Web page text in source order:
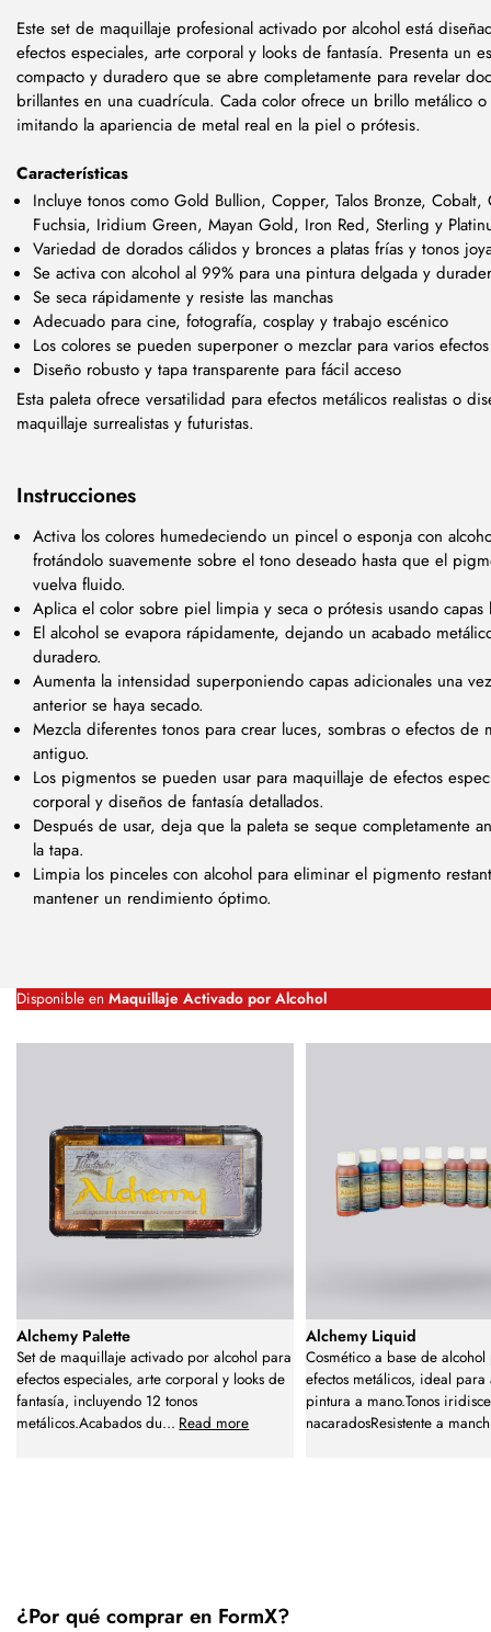
Este set de maquillaje profesional activado por alcohol está
efectos especiales, arte corporal y looks de fantasía. Presenta un
compacto y duradero que se abre completamente para revelar
brillantes en una cuadrícula. Cada color ofrece un brillo metálico
imitando la apariencia de metal real en la piel o prótesis.
Características
Incluye tonos como Gold Bullion, Copper, Talos Bronze, Cobalt,
Fuchsia, Iridium Green, Mayan Gold, Iron Red, Sterling y
Variedad de dorados cálidos y bronces a platas frías y tonos
Se activa con alcohol al 99% para una pintura delgada y
Se seca rápidamente y resiste las manchas
Adecuado para cine, fotografía, cosplay y trabajo escénico
Los colores se pueden superponer o mezclar para varios efectos
Diseño robusto y tapa transparente para fácil acceso
Esta paleta ofrece versatilidad para efectos metálicos realistas o
maquillaje surrealistas y futuristas.
Instrucciones
Activa los colores humedeciendo un pincel o esponja con
frotándolo suavemente sobre el tono deseado hasta que el
vuelva fluido.
Aplica el color sobre piel limpia y seca o prótesis usando
El alcohol se evapora rápidamente, dejando un acabado
duradero.
Aumenta la intensidad superponiendo capas adicionales una
anterior se haya secado.
Mezcla diferentes tonos para crear luces, sombras o efectos de
antiguo.
Los pigmentos se pueden usar para maquillaje de efectos
corporal y diseños de fantasía detallados.
Después de usar, deja que la paleta se seque completamente
la tapa.
Limpia los pinceles con alcohol para eliminar el pigmento
mantener un rendimiento óptimo.
Disponible en Maquillaje Activado por Alcohol
Alchemy Palette
Set de maquillaje activado por alcohol para
efectos especiales, arte corporal y looks de
fantasía, incluyendo 12 tonos
metálicos.Acabados du... Read more
Alchemy Liquid
Cosmético a base de
efectos metálicos, ideal
pintura a mano.Tonos
nacaradosResistente a manch
¿Por qué comprar en FormX?